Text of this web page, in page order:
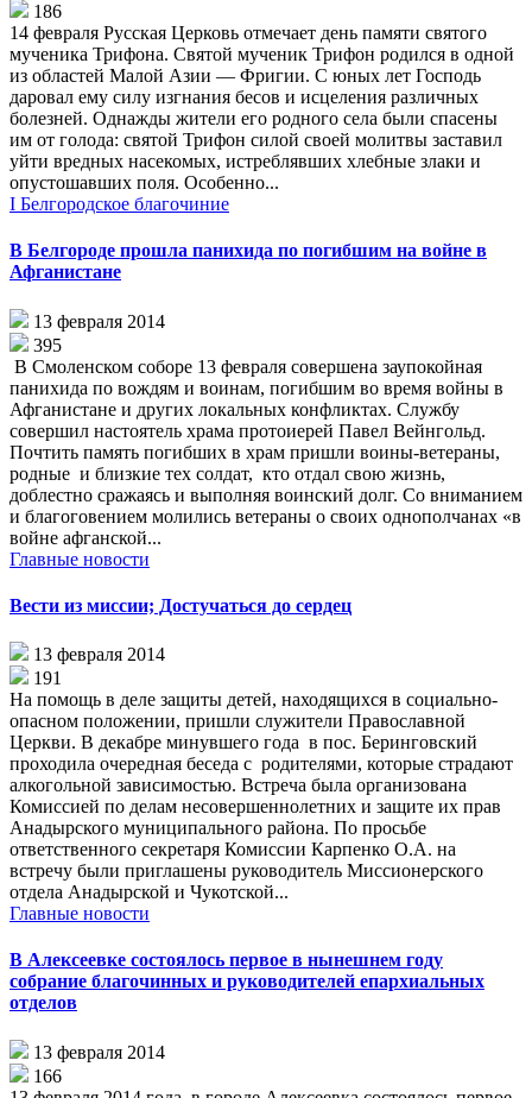
186
14 февраля Русская Церковь отмечает день памяти святого
мученика Трифона. Святой мученик Трифон родился в одной
из областей Малой Азии — Фригии. С юных лет Господь
даровал ему силу изгнания бесов и исцеления различных
болезней. Однажды жители его родного села были спасены
им от голода: святой Трифон силой своей молитвы заставил
уйти вредных насекомых, истреблявших хлебные злаки и
опустошавших поля. Особенно...
I Белгородское благочиние
В Белгороде прошла панихида по погибшим на войне в
Афганистане
13 февраля 2014
395
В Смоленском соборе 13 февраля совершена заупокойная
панихида по вождям и воинам, погибшим во время войны в
Афганистане и других локальных конфликтах. Службу
совершил настоятель храма протоиерей Павел Вейнгольд.
Почтить память погибших в храм пришли воины-ветераны,
родные и близкие тех солдат, кто отдал свою жизнь,
доблестно сражаясь и выполняя воинский долг. Со вниманием
и благоговением молились ветераны о своих однополчанах «в
войне афганской...
Главные новости
Вести из миссии; Достучаться до сердец
13 февраля 2014
191
На помощь в деле защиты детей, находящихся в социально-
опасном положении, пришли служители Православной
Церкви. В декабре минувшего года в пос. Беринговский
проходила очередная беседа с родителями, которые страдают
алкогольной зависимостью. Встреча была организована
Комиссией по делам несовершеннолетних и защите их прав
Анадырского муниципального района. По просьбе
ответственного секретаря Комиссии Карпенко О.А. на
встречу были приглашены руководитель Миссионерского
отдела Анадырской и Чукотской...
Главные новости
В Алексеевке состоялось первое в нынешнем году
собрание благочинных и руководителей епархиальных
отделов
13 февраля 2014
166